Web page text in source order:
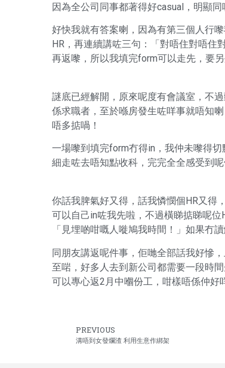
因為全公司同事都著得好casual，明顯同
好快我就有答案喇，因為有第三個人行
HR，再連續講咗三句：「對唔住對唔住
再返嚟，所以我填完form可以走先，要另
謎底已經解開，原來呢度有會議室，不
係求職者，至於喺房發生咗咩事就唔知
唔多掂喎！
一場嚟到填完form冇得in，我仲未嚟得
細走咗去唔知點收科，完完全全感受到
你話我脾氣好又得，話我憐憫個HR又得
可以自己in咗我先啦，不過橫睇掂睇呢
「見埋啲咁嘅人嘥鳩我時間！」如果冇
同朋友講返呢件事，佢哋全部話我好慘
至啱，好多人去到新公司都需要一段時
可以專心返2月中嗰份工，咁樣唔係仲好
PREVIOUS
溝唔到女發爛渣 利用生意作綁架